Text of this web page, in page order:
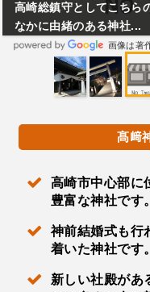
高崎総鎮守としてこちら
なかに由緒のある神社...
画像は著
髙﨑
高崎市中心部に
豊富な神社です。
神前結婚式も行
着いた神社です。
新しい社殿があ